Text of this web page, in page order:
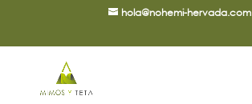
hola@nohemi-hervada.com